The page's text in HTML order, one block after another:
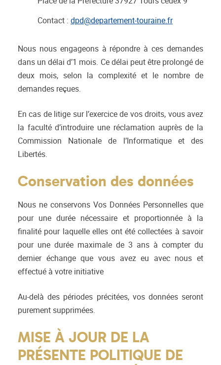
Contact : dpd@departement-touraine.fr
Nous nous engageons à répondre à ces demandes
dans un délai d’1 mois. Ce délai peut être prolongé de
deux mois, selon la complexité et le nombre de
demandes reçues.
En cas de litige sur l’exercice de vos droits, vous avez
la faculté d’introduire une réclamation auprès de la
Commission Nationale de l’Informatique et des
Libertés.
Conservation des données
Nous ne conservons Vos Données Personnelles que
pour une durée nécessaire et proportionnée à la
finalité pour laquelle elles ont été collectées à savoir
pour une durée maximale de 3 ans à compter du
dernier échange que vous avez eu avec nous et
effectué à votre initiative
Au-delà des périodes précitées, vos données seront
purement supprimées.
MISE À JOUR DE LA
PRÉSENTE POLITIQUE DE